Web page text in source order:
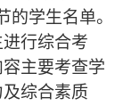
学生名单。
行综合考
主要考查学
综合素质